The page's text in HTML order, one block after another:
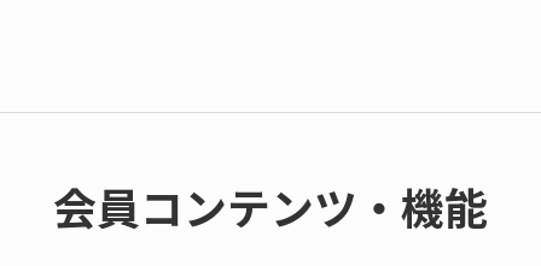
会員コンテンツ・機能